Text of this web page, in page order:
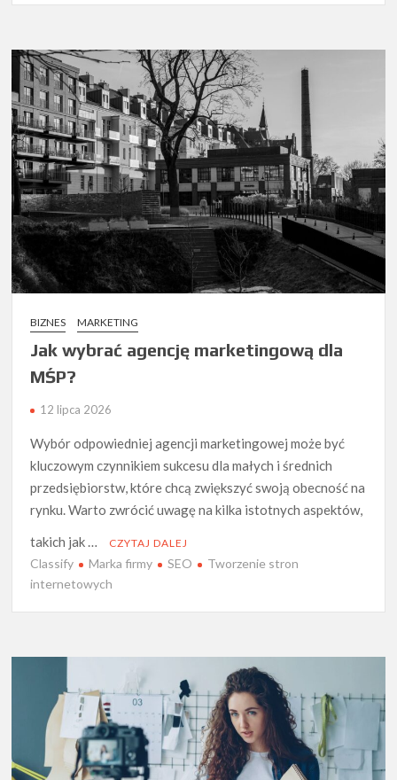
BIZNES MARKETING
Jak wybrać agencję marketingową dla
MŚP?
12 lipca 2026
Wybór odpowiedniej agencji marketingowej może być
kluczowym czynnikiem sukcesu dla małych i średnich
przedsiębiorstw, które chcą zwiększyć swoją obecność na
rynku. Warto zwrócić uwagę na kilka istotnych aspektów,
takich jak …
CZYTAJ DALEJ
Classify Marka firmy SEO
Tworzenie stron
internetowych